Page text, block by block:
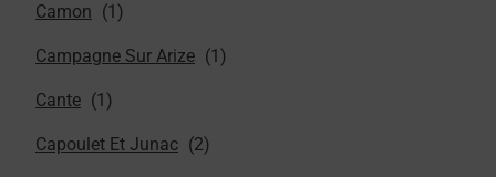
Camon
Campagne Sur Arize
Cante
Capoulet Et Junac